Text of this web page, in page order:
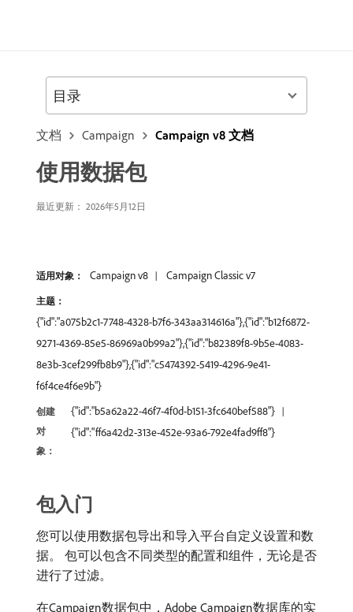
文档 Campaign Campaign v8 文档
使用数据包
最近更新： 2026年5月12日
适用对象： Campaign v8 Campaign Classic v7
主题：
{"id":"a075b2c1-7748-4328-b7f6-343aa314616a"},{"id":"b12f6872-
9271-4369-85e5-86969a0b99a2"},{"id":"b82389f8-9b5e-4083-
8e3b-3cef299fb8b9"},{"id":"c5474392-5419-4296-9e41-
f6f4ce4f6e9b"}
创建
对
象：
{"id":"b5a62a22-46f7-4f0d-b151-3fc640bef588"}
{"id":"ff6a42d2-313e-452e-93a6-792e4fad9ff8"}
包入门
您可以使用数据包导出和导入平台自定义设置和数
据。 包可以包含不同类型的配置和组件，无论是否
进行了过滤。
在Campaign数据包中，Adobe Campaign数据库的实
目录